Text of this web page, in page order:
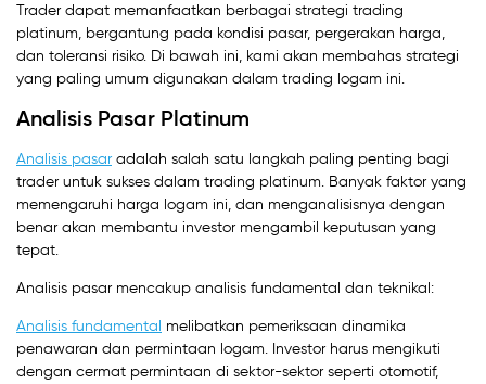
Trader dapat memanfaatkan berbagai strategi trading
platinum, bergantung pada kondisi pasar, pergerakan harga,
dan toleransi risiko. Di bawah ini, kami akan membahas strategi
yang paling umum digunakan dalam trading logam ini.
Analisis Pasar Platinum
Analisis pasaradalah salah satu langkah paling penting bagi
trader untuk sukses dalam trading platinum. Banyak faktor yang
memengaruhi harga logam ini, dan menganalisisnya dengan
benar akan membantu investor mengambil keputusan yang
tepat.
Analisis pasar mencakup analisis fundamental dan teknikal:
Analisis fundamental melibatkan pemeriksaan dinamika
penawaran dan permintaan logam. Investor harus mengikuti
dengan cermat permintaan di sektor-sektor seperti otomotif,